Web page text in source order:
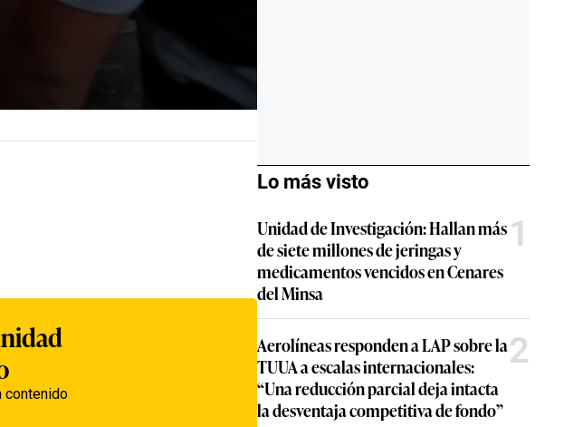
Lo más visto
Unidad de Investigación: Hallan más
de siete millones de jeringas y
medicamentos vencidos en Cenares
del Minsa
1
Aerolíneas responden a LAP sobre la
TUUA a escalas internacionales:
“Una reducción parcial deja intacta
la desventaja competitiva de fondo”
2